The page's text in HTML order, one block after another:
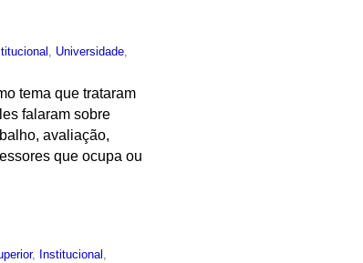
Universidade
tema que trataram
falaram sobre
avaliação,
que ocupa ou
, Institucional